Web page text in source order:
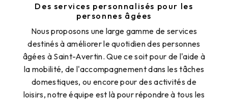
Des services personnalisés pour les
personnes âgées
Nous proposons une large gamme de services
destinés à améliorer le quotidien des personnes
âgées à Saint-Avertin. Que ce soit pour de l'aide à
la mobilité, de l'accompagnement dans les tâches
domestiques, ou encore pour des activités de
loisirs, notre équipe est là pour répondre à tous les